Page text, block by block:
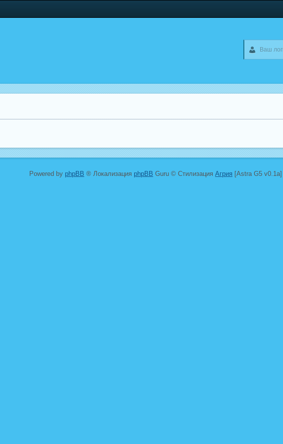
Powered by phpBB ® Локализация phpBB Guru © Стилизация Агрия [Astra G5 v0.1a]